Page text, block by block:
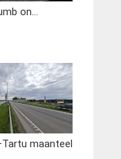
on...
maanteel